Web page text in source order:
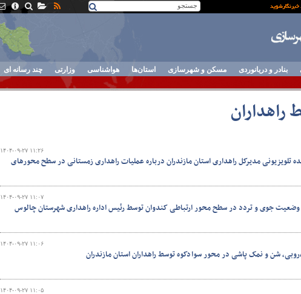
بنادر و دریانوردی مسکن و شهرسازی استان‌ها هواشناسی وزارتی چند رسانه ای
راهداران
۱۴۰۴-۰۹-۲۷ ۱۱:۲۶
تلویزیونی مدیرکل راهداری استان مازندران درباره عملیات راهداری زمستانی در سطح محورهای
۱۴۰۴-۰۹-۲۷ ۱۱:۰۷
وضعیت جوی و تردد در سطح محور ارتباطی کندوان توسط رئیس اداره راهداری شهرستان چالوس
۱۴۰۴-۰۹-۲۷ ۱۱:۰۶
شن و نمک پاشی در محور سوادکوه توسط راهداران استان مازندران
۱۴۰۴-۰۹-۲۷ ۱۱:۰۵